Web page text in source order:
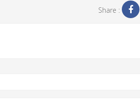
Share :